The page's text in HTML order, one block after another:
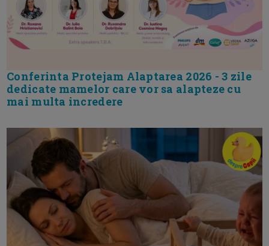
Conferinta Protejam Alaptarea 2026 - 3 zile
dedicate mamelor care vor sa alapteze cu
mai multa incredere